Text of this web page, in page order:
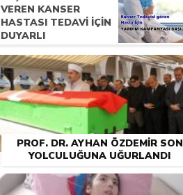
VEREN KANSER
HASTASI TEDAVI IÇIN
DUYARLI
YARDIM BEKLIYOR
PROF. DR. AYHAN ÖZDEMIR SON
YOLCULUĞUNA UĞURLANDI